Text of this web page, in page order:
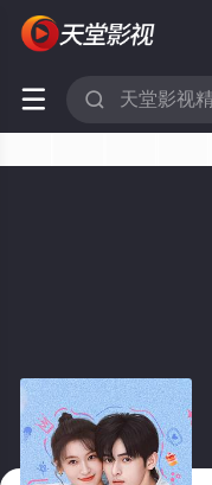
 